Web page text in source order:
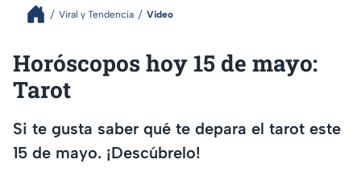
Viral y Tendencia Video
Horóscopos hoy 15 de mayo:
Tarot
Si te gusta saber qué te depara el tarot este
15 de mayo. ¡Descúbrelo!